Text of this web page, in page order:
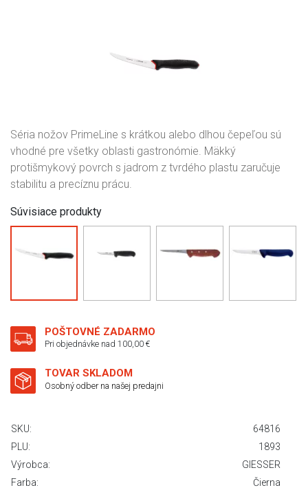
Séria nožov PrimeLine s krátkou alebo dlhou čepeľou sú
vhodné pre všetky oblasti gastronómie. Mäkký
protišmykový povrch s jadrom z tvrdého plastu zaručuje
stabilitu a precíznu prácu.
Súvisiace produkty
POŠTOVNÉ ZADARMO
Pri objednávke nad 100,00 €
TOVAR SKLADOM
Osobný odber na našej predajni
SKU:
64816
PLU:
1893
Výrobca:
GIESSER
Farba:
Čierna